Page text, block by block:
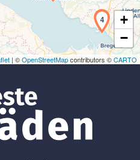
4
+
−
| ©OpenStreetMapcontributors ©CARTO